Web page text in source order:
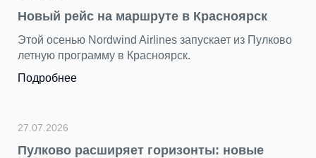
Новый рейс на маршруте в Красноярск
Этой осенью Nordwind Airlines запускает из Пулково
летную программу в Красноярск.
Подробнее
27.07.2026
Пулково расширяет горизонты: новые